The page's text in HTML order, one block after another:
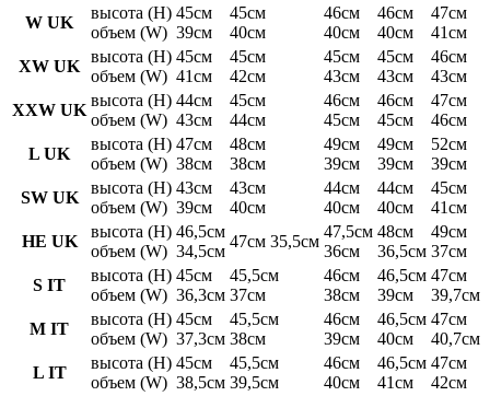
W UK
высота (H)
объем (W)
45см
39см
45см
40см
46см
40см
46см
40см
47см
41см
XW UK
высота (H)
объем (W)
45см
41см
45см
42см
45см
43см
45см
43см
46см
43см
XXW UK
высота (H)
объем (W)
44см
43см
45см
44см
46см
45см
46см
45см
47см
46см
L UK
высота (H)
объем (W)
47см
38см
48см
38см
49см
39см
49см
39см
52см
39см
SW UK
высота (H)
объем (W)
43см
39см
43см
40см
44см
40см
44см
40см
45см
41см
HE UK
высота (H)
объем (W)
46,5см
34,5см
47см 35,5см
47,5см
36см
48см
36,5см
49см
37см
S IT
высота (H)
объем (W)
45см
36,3см
45,5см
37см
46см
38см
46,5см
39см
47см
39,7см
M IT
высота (H)
объем (W)
45см
37,3см
45,5см
38см
46см
39см
46,5см
40см
47см
40,7см
L IT
высота (H)
объем (W)
45см
38,5см
45,5см
39,5см
46см
40см
46,5см
41см
47см
42см